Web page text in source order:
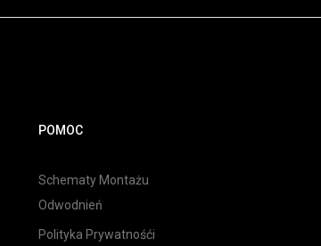
POMOC
Schematy Montażu
Odwodnień
Polityka Prywatnośći